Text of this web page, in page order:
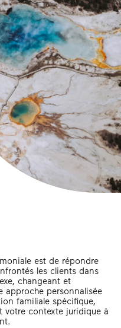
est de répondre
les clients dans
changeant et
approche personnalisée
familiale spécifique,
votre contexte juridique à